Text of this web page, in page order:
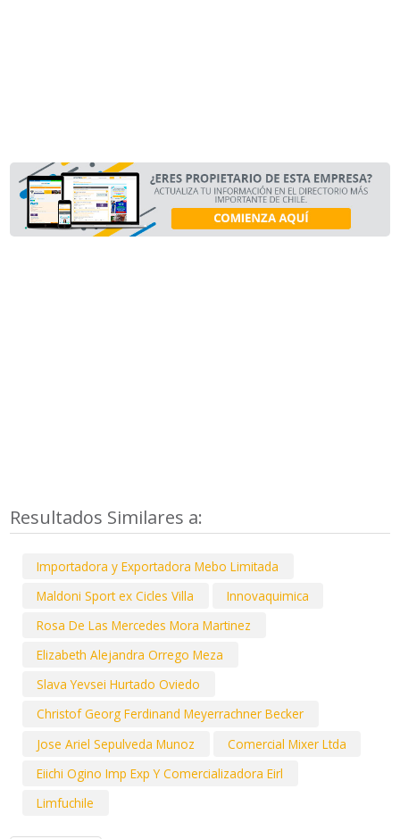
Resultados Similares a:
Importadora y Exportadora Mebo Limitada
Maldoni Sport ex Cicles Villa
Innovaquimica
Rosa De Las Mercedes Mora Martinez
Elizabeth Alejandra Orrego Meza
Slava Yevsei Hurtado Oviedo
Christof Georg Ferdinand Meyerrachner Becker
Jose Ariel Sepulveda Munoz
Comercial Mixer Ltda
Eiichi Ogino Imp Exp Y Comercializadora Eirl
Limfuchile